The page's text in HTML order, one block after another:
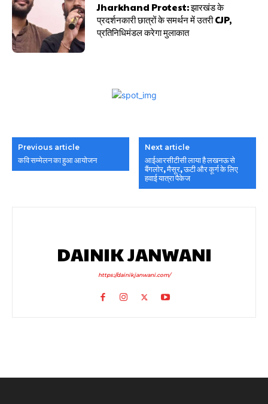
Jharkhand Protest: झारखंड के
प्रदर्शनकारी छात्रों के समर्थन में उतरी CJP,
प्रतिनिधिमंडल करेगा मुलाकात
Previous article
कवि सम्मेलन का हुआ आयोजन
Next article
आईआरसीटीसी लाया है लखनऊ से
बैंगलोर, मैसूर, ऊटी और कूर्ग के लिए
हवाई यात्रा पैकेज
DAINIK JANWANI
https://dainikjanwani.com/